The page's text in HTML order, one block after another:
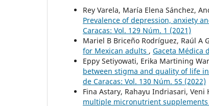
Rey Varela, María Elena Sánchez,
Prevalence of depression, anxiety
Caracas: Vol. 129 Núm. 1 (2021)
Mariel B Briceño Rodríguez, Raúl A
for Mexican adults , Gaceta Médica
Eppy Setiyowati, Erika Martining
between stigma and quality of life
de Caracas: Vol. 130 Núm. 5S (2022)
Fina Astary, Rahayu Indriasari,
multiple micronutrient